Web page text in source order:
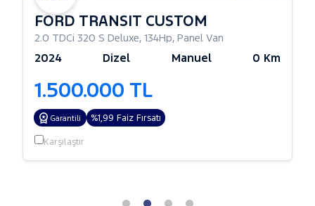
FORD TRANSIT CUSTOM
2.0 TDCi 320 S Deluxe, 134Hp, Panel Van
2024 Dizel Manuel 0 Km
1.500.000 TL
Garantili %1,99 Faiz Fırsatı
Karşılaştır